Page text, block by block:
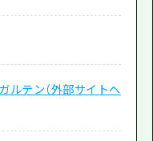
ルテン（外部サイトへ